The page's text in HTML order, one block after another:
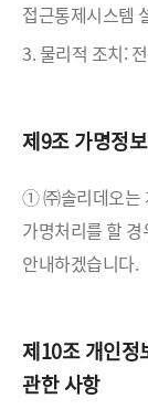
접근통제시스템
3. 물리적 조치:
제9조 가명정
① ㈜솔리데오는
가명처리를 할
안내하겠습니다.
제10조 개인정
관한 사항